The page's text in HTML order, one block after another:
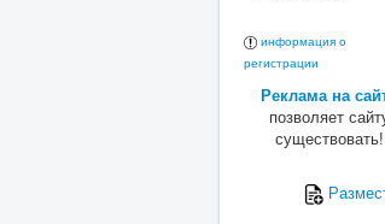
информация о
регистрации
Реклама на
позволяет
существовать!